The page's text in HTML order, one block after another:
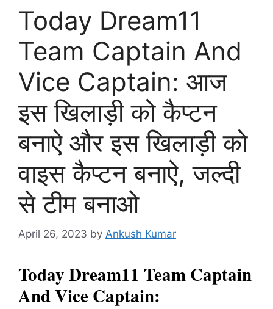
Today Dream11
Team Captain And
Vice Captain: आज
इस खिलाड़ी को कैप्टन
बनाऐ और इस खिलाड़ी को
वाइस कैप्टन बनाऐ, जल्दी
से टीम बनाओ
April 26, 2023 by Ankush Kumar
Today Dream11 Team Captain
And Vice Captain: